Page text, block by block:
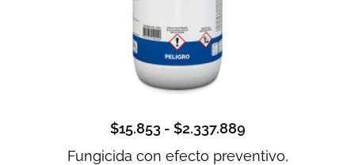
$15.853 - $2.337.889
Fungicida con efecto preventivo,